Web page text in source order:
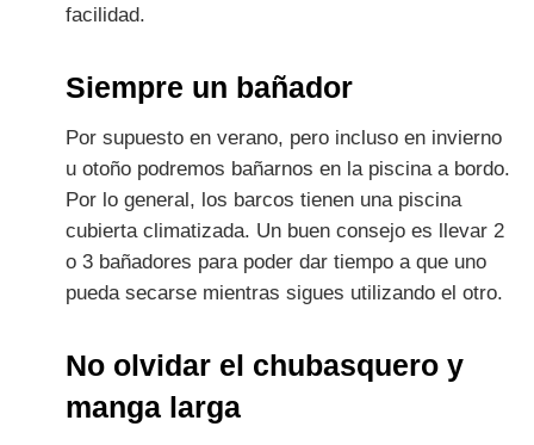
facilidad.
Siempre un bañador
Por supuesto en verano, pero incluso en invierno
u otoño podremos bañarnos en la piscina a bordo.
Por lo general, los barcos tienen una piscina
cubierta climatizada. Un buen consejo es llevar 2
o 3 bañadores para poder dar tiempo a que uno
pueda secarse mientras sigues utilizando el otro.
No olvidar el chubasquero y
manga larga